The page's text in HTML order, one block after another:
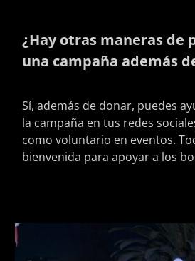
¿Hay otras maneras de
una campaña además
Sí, además de donar, puedes
la campaña en tus redes
como voluntario en eventos.
bienvenida para apoyar a los